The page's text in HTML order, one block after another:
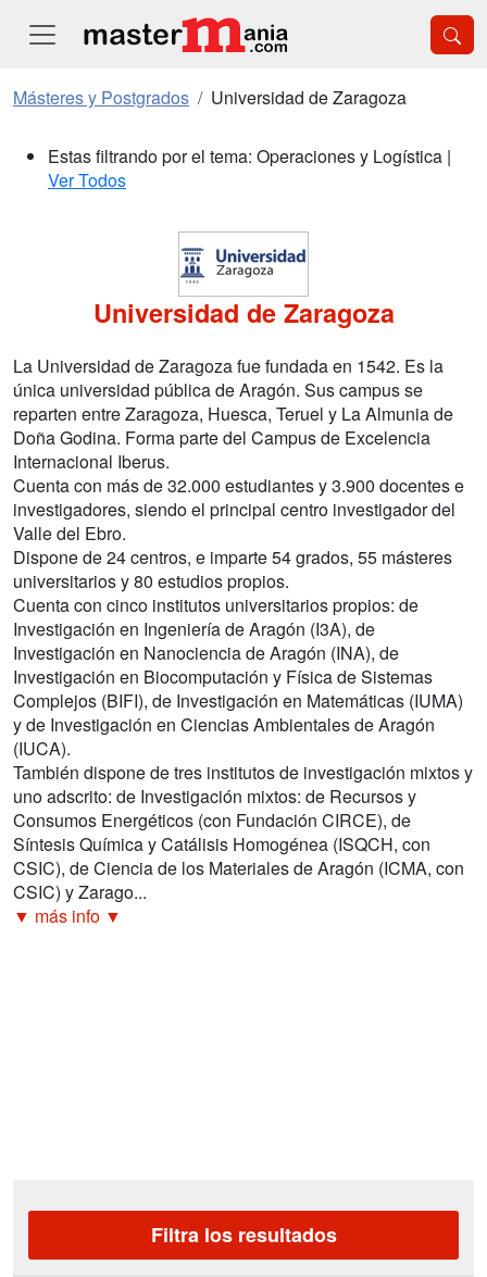
Másteres y Postgrados Universidad de Zaragoza
Estas filtrando por el tema: Operaciones y Logística |
Ver Todos
Universidad de Zaragoza
La Universidad de Zaragoza fue fundada en 1542. Es la
única universidad pública de Aragón. Sus campus se
reparten entre Zaragoza, Huesca, Teruel y La Almunia de
Doña Godina. Forma parte del Campus de Excelencia
Internacional Iberus.
Cuenta con más de 32.000 estudiantes y 3.900 docentes e
investigadores, siendo el principal centro investigador del
Valle del Ebro.
Dispone de 24 centros, e imparte 54 grados, 55 másteres
universitarios y 80 estudios propios.
Cuenta con cinco institutos universitarios propios: de
Investigación en Ingeniería de Aragón (I3A), de
Investigación en Nanociencia de Aragón (INA), de
Investigación en Biocomputación y Física de Sistemas
Complejos (BIFI), de Investigación en Matemáticas (IUMA)
y de Investigación en Ciencias Ambientales de Aragón
(IUCA).
También dispone de tres institutos de investigación mixtos y
uno adscrito: de Investigación mixtos: de Recursos y
Consumos Energéticos (con Fundación CIRCE), de
Síntesis Química y Catálisis Homogénea (ISQCH, con
CSIC), de Ciencia de los Materiales de Aragón (ICMA, con
CSIC) y Zarago...
▼ más info ▼
Filtra los resultados